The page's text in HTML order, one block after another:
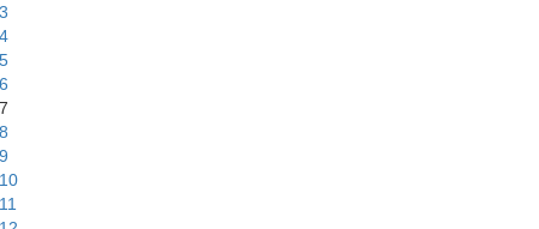
3
4
5
6
7
8
9
10
11